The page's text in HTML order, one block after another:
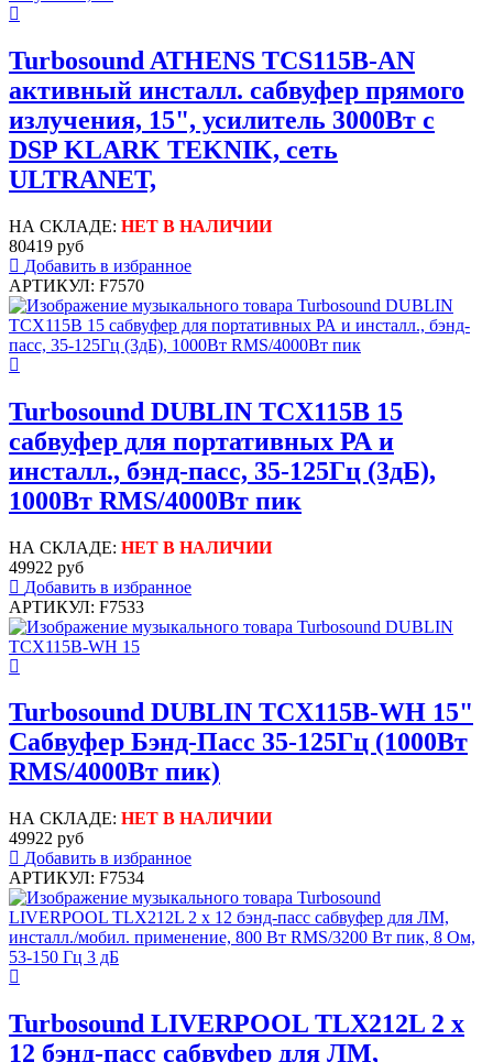
Turbosound ATHENS TCS115B-AN
активный инсталл. сабвуфер прямого
излучения, 15", усилитель 3000Вт с
DSP KLARK TEKNIK, сеть
ULTRANET,
НА СКЛАДЕ: НЕТ В НАЛИЧИИ
80419 руб
Добавить в избранное
АРТИКУЛ: F7570
Turbosound DUBLIN TCX115B 15
сабвуфер для портативных РА и
инсталл., бэнд-пасс, 35-125Гц (3дБ),
1000Вт RMS/4000Вт пик
НА СКЛАДЕ: НЕТ В НАЛИЧИИ
49922 руб
Добавить в избранное
АРТИКУЛ: F7533
Turbosound DUBLIN TCX115B-WH 15"
Сабвуфер Бэнд-Пасс 35-125Гц (1000Вт
RMS/4000Вт пик)
НА СКЛАДЕ: НЕТ В НАЛИЧИИ
49922 руб
Добавить в избранное
АРТИКУЛ: F7534
Turbosound LIVERPOOL TLX212L 2 х
12 бэнд-пасс сабвуфер для ЛМ,